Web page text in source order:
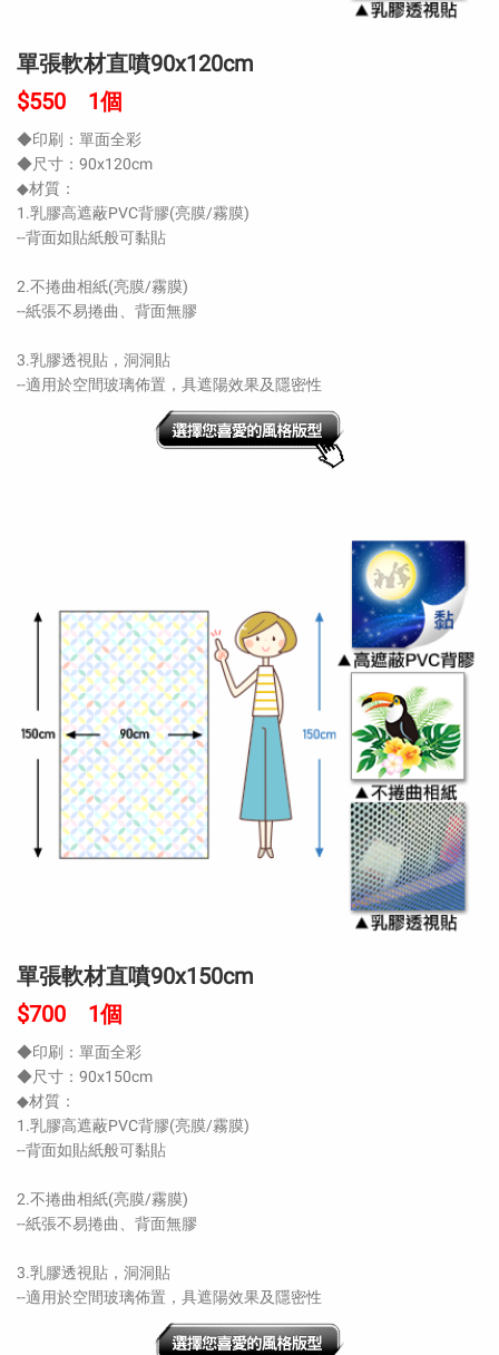
單張軟材直噴90x120cm
$550 1個
◆印刷：單面全彩
◆尺寸：90x120cm
◆材質：
1.乳膠高遮蔽PVC背膠(亮膜/霧膜)
--背面如貼紙般可黏貼
2.不捲曲相紙(亮膜/霧膜)
--紙張不易捲曲、背面無膠
3.乳膠透視貼，洞洞貼
--適用於空間玻璃佈置，具遮陽效果及隱密性
單張軟材直噴90x150cm
$700 1個
◆印刷：單面全彩
◆尺寸：90x150cm
◆材質：
1.乳膠高遮蔽PVC背膠(亮膜/霧膜)
--背面如貼紙般可黏貼
2.不捲曲相紙(亮膜/霧膜)
--紙張不易捲曲、背面無膠
3.乳膠透視貼，洞洞貼
--適用於空間玻璃佈置，具遮陽效果及隱密性